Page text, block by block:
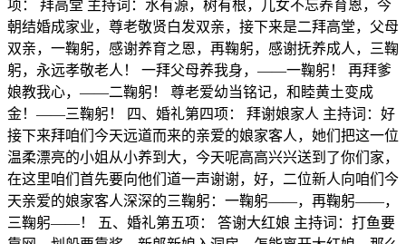
项： 拜高堂 主持词：水有源，树有根，儿女不忘养育恩，今
朝结婚成家业，尊老敬贤白发双亲，接下来是二拜高堂，父母
双亲，一鞠躬，感谢养育之恩，再鞠躬，感谢抚养成人，三鞠
躬，永远孝敬老人！ 一拜父母养我身，——一鞠躬！ 再拜爹
娘教我心，——二鞠躬！ 尊老爱幼当铭记，和睦黄土变成
金！——三鞠躬！ 四、婚礼第四项： 拜谢娘家人 主持词：好
接下来拜咱们今天远道而来的亲爱的娘家客人，她们把这一位
温柔漂亮的小姐从小养到大，今天呢高高兴兴送到了你们家，
在这里咱们首先要向他们道一声谢谢，好，二位新人向咱们今
天亲爱的娘家客人深深的三鞠躬：一鞠躬——，再鞠躬——，
三鞠躬——！ 五、婚礼第五项： 答谢大红娘 主持词：打鱼要